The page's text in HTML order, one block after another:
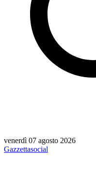
venerdì 07 agosto 2026
Gazzettasocial